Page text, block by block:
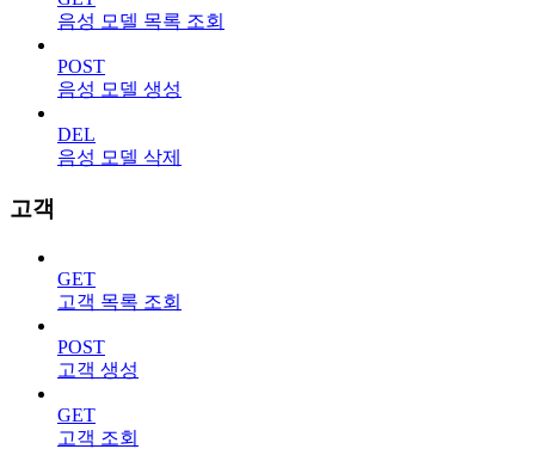
음성 모델 목록 조회
POST
음성 모델 생성
DEL
음성 모델 삭제
고객
GET
고객 목록 조회
POST
고객 생성
GET
고객 조회